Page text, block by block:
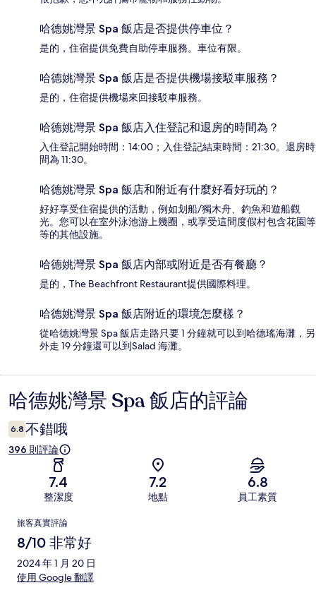
哈德姚灣景 Spa 飯店是否提供停車位？
是的，住宿提供免費自助停車服務。車位有限。
哈德姚灣景 Spa 飯店是否提供機場接駁車服務？
是的，住宿提供機場來回接駁車服務。
哈德姚灣景 Spa 飯店入住登記和退房的時間為？
入住登記開始時間：14:00；入住登記結束時間：21:30。退房時
間為 11:30。
哈德姚灣景 Spa 飯店和附近有什麼好看好玩的？
好好享受住宿提供的活動，例如划船/獨木舟、釣魚和遊船觀
光。您可以在室外泳池游上幾圈，或享受這間度假村包含花園等
等的其他設施。
哈德姚灣景 Spa 飯店內部或附近是否有餐廳？
是的，The Beachfront Restaurant提供國際料理。
哈德姚灣景 Spa 飯店附近的環境怎麼樣？
從哈德姚灣景 Spa 飯店走路只要 1 分鐘就可以到哈德瑤海灘，另
外走 19 分鐘還可以到Salad 海灘。
評
論
哈德姚灣景 Spa 飯店的評論
6.8 不錯哦
396 則評論
7.4
整潔度
7.2
地點
6.8
員工素質
評
論
旅客真實評論
8/10 非常好
2024 年 1 月 20 日
使用 Google 翻譯